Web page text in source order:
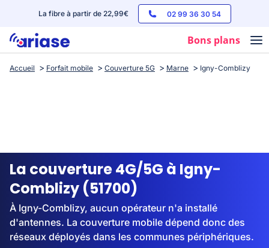
La fibre à partir de 22,99€ 02 99 36 30 54
Bons plans
Box internet
Streaming
Accueil Forfait mobile Couverture 5G Marne Igny-Comblizy
La couverture 4G/5G à Igny-
Comblizy (51700)
À Igny-Comblizy, aucun opérateur n'a installé
d'antennes. La couverture mobile dépend donc des
réseaux déployés dans les communes périphériques.